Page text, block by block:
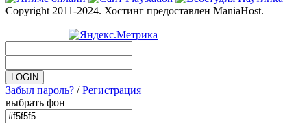
Copyright 2011-2024. Хостинг предоставлен ManiaHost.
Забыл пароль? /Регистрация
выбрать фон